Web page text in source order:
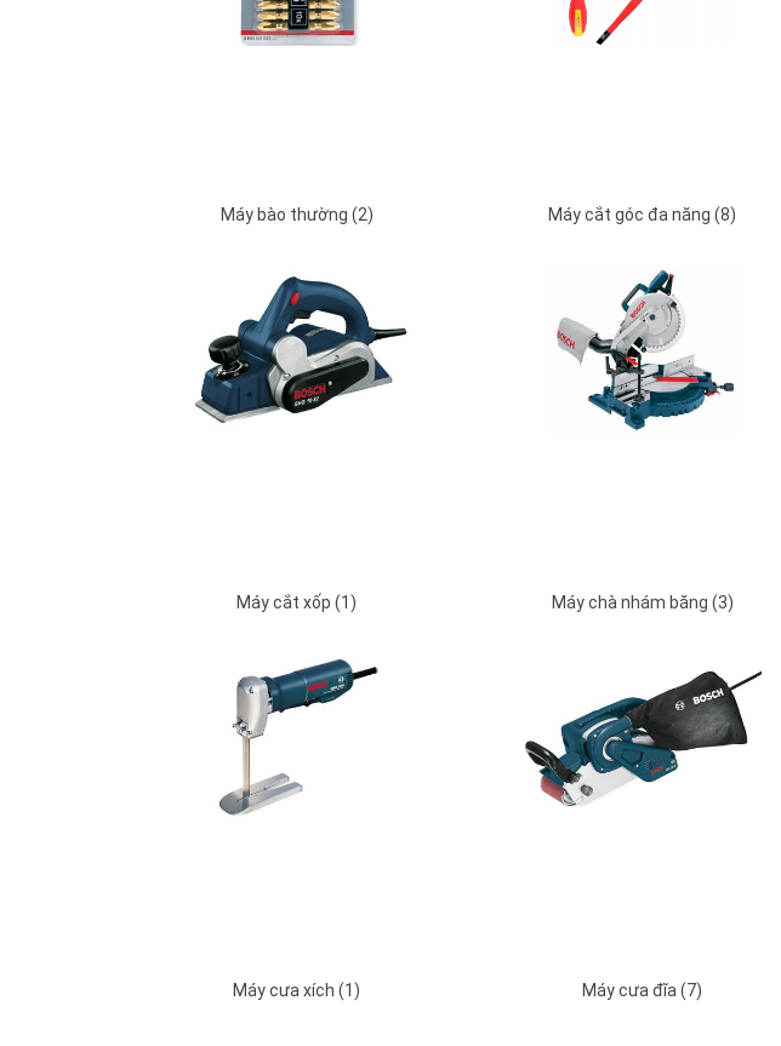
Máy bào thường (2) Máy cắt góc đa năng (8)
Máy cắt xốp (1) Máy chà nhám băng (3)
Máy cưa xích (1) Máy cưa đĩa (7)